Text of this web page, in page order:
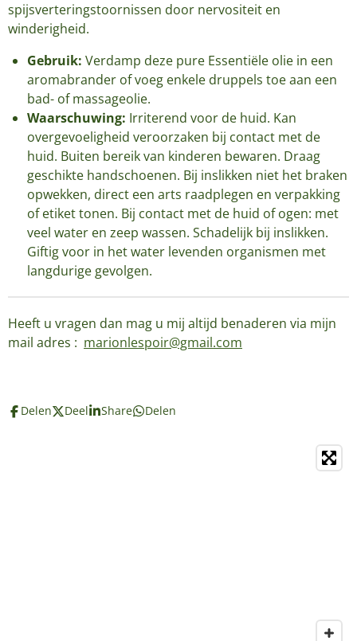
spijsverteringstoornissen door nervositeit en
winderigheid.
Gebruik: Verdamp deze pure Essentiële olie in een
aromabrander of voeg enkele druppels toe aan een
bad- of massageolie.
Waarschuwing: Irriterend voor de huid. Kan
overgevoeligheid veroorzaken bij contact met de
huid. Buiten bereik van kinderen bewaren. Draag
geschikte handschoenen. Bij inslikken niet het braken
opwekken, direct een arts raadplegen en verpakking
of etiket tonen. Bij contact met de huid of ogen: met
veel water en zeep wassen. Schadelijk bij inslikken.
Giftig voor in het water levenden organismen met
langdurige gevolgen.
Heeft u vragen dan mag u mij altijd benaderen via mijn
mail adres : marionlespoir@gmail.com
Delen Deel Share Delen